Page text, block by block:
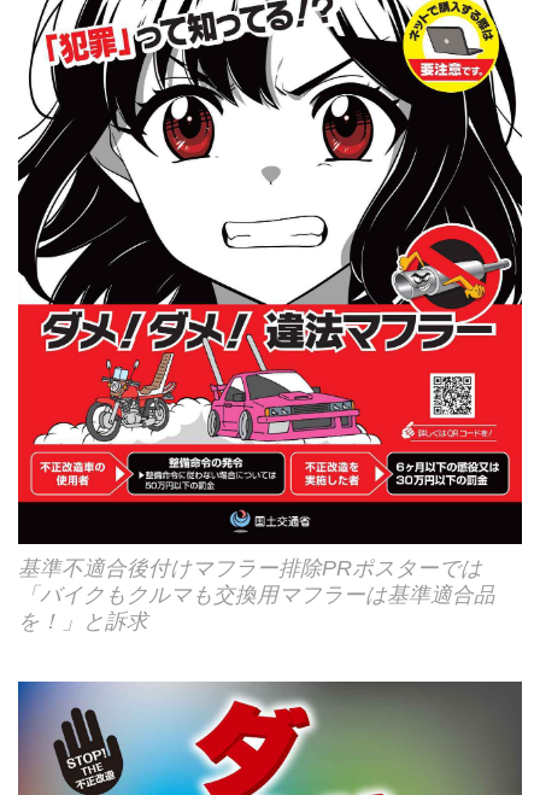
基準不適合後付けマフラー排除PRポスターでは
「バイクもクルマも交換用マフラーは基準適合品
を！」と訴求